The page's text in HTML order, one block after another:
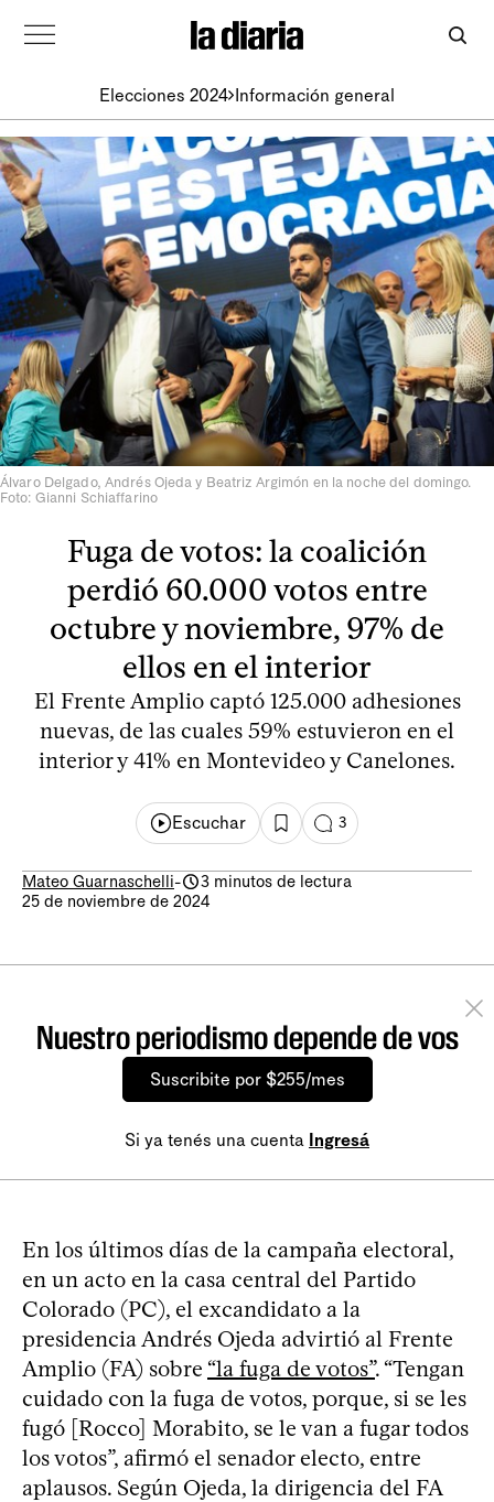
Elecciones 2024 Información general
Álvaro Delgado, Andrés Ojeda y Beatriz Argimón en la noche del domingo.
Foto: Gianni Schiaffarino
Fuga de votos: la coalición
perdió 60.000 votos entre
octubre y noviembre, 97% de
ellos en el interior
El Frente Amplio captó 125.000 adhesiones
nuevas, de las cuales 59% estuvieron en el
interior y 41% en Montevideo y Canelones.
Escuchar 3
Mateo Guarnaschelli-
3 minutos de lectura
25 de noviembre de 2024
Nuestro periodismo depende de vos
Suscribite por $255/mes
Si ya tenés una cuenta Ingresá
En los últimos días de la campaña electoral,
en un acto en la casa central del Partido
Colorado (PC), el excandidato a la
presidencia Andrés Ojeda advirtió al Frente
Amplio (FA) sobre “la fuga de votos”. “Tengan
cuidado con la fuga de votos, porque, si se les
fugó [Rocco] Morabito, se le van a fugar todos
los votos”, afirmó el senador electo, entre
aplausos. Según Ojeda, la dirigencia del FA